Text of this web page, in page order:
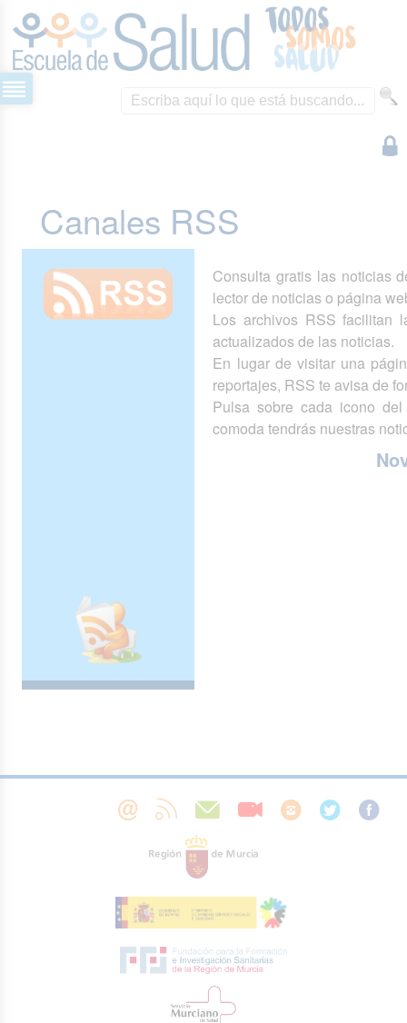
Canales RSS
Consulta gratis las noticias
lector de noticias o página
Los archivos RSS facilitan
actualizados de las noticias.
En lugar de visitar una
reportajes, RSS te avisa de
Pulsa sobre cada icono
comoda tendrás nuestras